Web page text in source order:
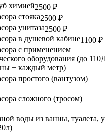
химией2500 ₽
стояка2500 ₽
унитаза2500 ₽
в душевой кабине1100 ₽
с применением
оборудования (до
+ каждый метр)
простого (вантузом)
сложного (тросом)
воды из ванны, туалета,